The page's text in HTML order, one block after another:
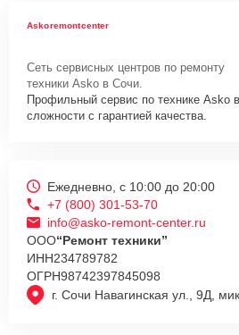
Askoremontcenter
Сеть сервисных центров по ремонту
техники Asko в Сочи.
Профильный сервис по технике Asko
сложности с гарантией качества.
г. Сочи Навагинская ул., 9Д,
Ежедневно, с 10:00 до 20:00
+7 (800) 301-53-70
info@asko-remont-center.ru
ООО“Ремонт техники”
ИНН234789782
ОГРН98742397845098